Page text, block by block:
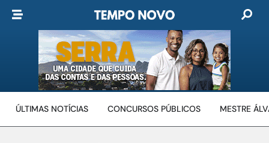
ÚLTIMAS NOTÍCIAS CONCURSOS PÚBLICOS MESTRE